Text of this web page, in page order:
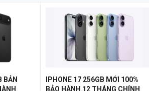
BẢN
IPHONE 17 256GB MỚI 100%
BẢO HÀNH 12 THÁNG CHÍNH